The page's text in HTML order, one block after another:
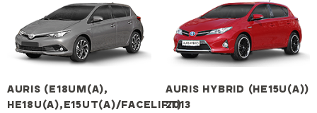
AURIS (E18UM(A),
HE18U(A),E15UT(A)/FACELIFT)
AURIS HYBRID (HE15U(A))
2013